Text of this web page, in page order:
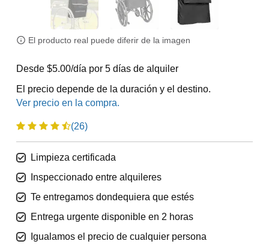
El producto real puede diferir de la imagen
Desde $5.00/día por 5 días de alquiler
El precio depende de la duración y el destino.
(26)
Limpieza certificada
Inspeccionado entre alquileres
Te entregamos dondequiera que estés
Entrega urgente disponible en 2 horas
Igualamos el precio de cualquier persona